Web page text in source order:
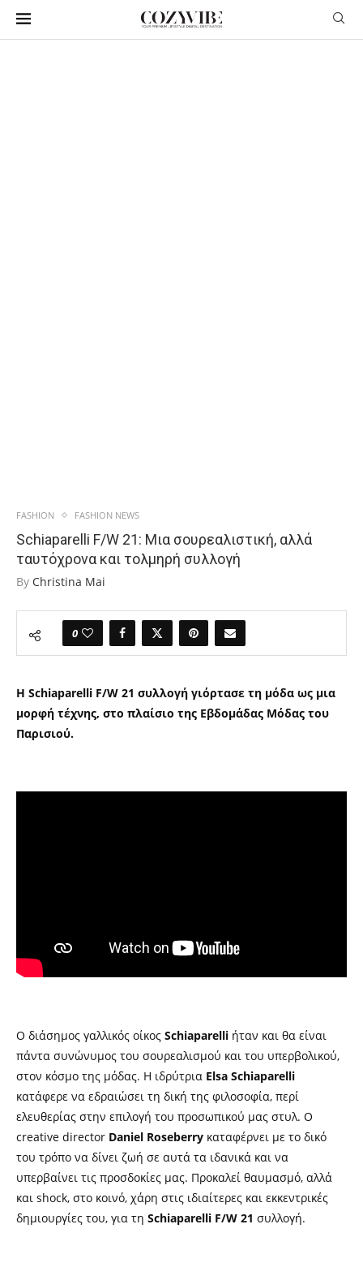
FASHION FASHION NEWS
Schiaparelli F/W 21: Μια σουρεαλιστική, αλλά
ταυτόχρονα και τολμηρή συλλογή
By Christina Mai
0
Η Schiaparelli F/W 21 συλλογή γιόρτασε τη μόδα ως μια
μορφή τέχνης, στο πλαίσιο της Εβδομάδας Μόδας του
Παρισιού.
Ο διάσημος γαλλικός οίκος Schiaparelli ήταν και θα είναι
πάντα συνώνυμος του σουρεαλισμού και του υπερβολικού,
στον κόσμο της μόδας. Η ιδρύτρια Elsa Schiaparelli
κατάφερε να εδραιώσει τη δική της φιλοσοφία, περί
ελευθερίας στην επιλογή του προσωπικού μας στυλ. Ο
creative director Daniel Roseberry καταφέρνει με το δικό
του τρόπο να δίνει ζωή σε αυτά τα ιδανικά και να
υπερβαίνει τις προσδοκίες μας. Προκαλεί θαυμασμό, αλλά
και shock, στο κοινό, χάρη στις ιδιαίτερες και εκκεντρικές
δημιουργίες του, για τη Schiaparelli F/W 21 συλλογή.